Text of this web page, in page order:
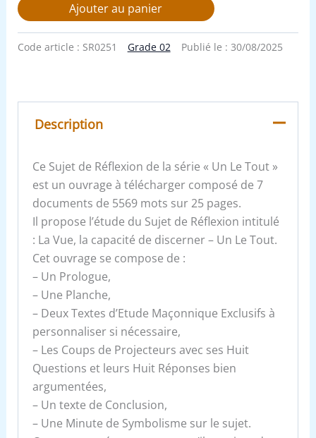
Ajouter au panier
Code article : SR0251 Grade 02 Publié le : 30/08/2025
Description
Ce Sujet de Réflexion de la série « Un Le Tout »
est un ouvrage à télécharger composé de 7
documents de 5569 mots sur 25 pages.
Il propose l’étude du Sujet de Réflexion intitulé
: La Vue, la capacité de discerner – Un Le Tout.
Cet ouvrage se compose de :
– Un Prologue,
– Une Planche,
– Deux Textes d’Etude Maçonnique Exclusifs à
personnaliser si nécessaire,
– Les Coups de Projecteurs avec ses Huit
Questions et leurs Huit Réponses bien
argumentées,
– Un texte de Conclusion,
– Une Minute de Symbolisme sur le sujet.